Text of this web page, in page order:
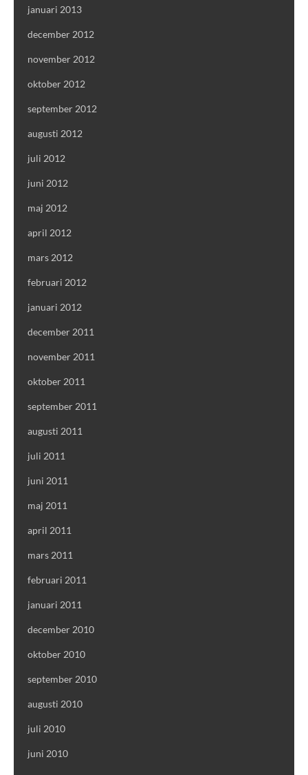
januari 2013
december 2012
november 2012
oktober 2012
september 2012
augusti 2012
juli 2012
juni 2012
maj 2012
april 2012
mars 2012
februari 2012
januari 2012
december 2011
november 2011
oktober 2011
september 2011
augusti 2011
juli 2011
juni 2011
maj 2011
april 2011
mars 2011
februari 2011
januari 2011
december 2010
oktober 2010
september 2010
augusti 2010
juli 2010
juni 2010